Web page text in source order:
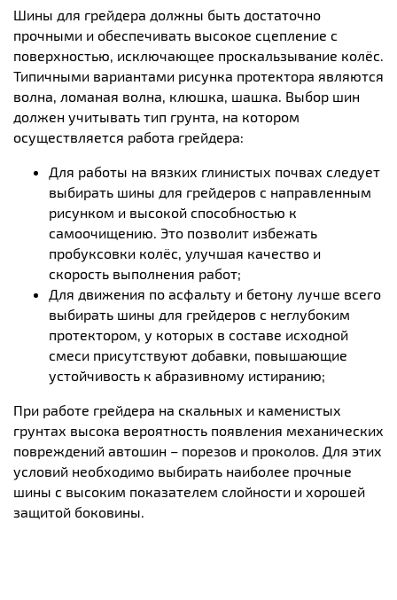
Шины для грейдера должны быть достаточно
прочными и обеспечивать высокое сцепление с
поверхностью, исключающее проскальзывание колёс.
Типичными вариантами рисунка протектора являются
волна, ломаная волна, клюшка, шашка. Выбор шин
должен учитывать тип грунта, на котором
осуществляется работа грейдера:
Для работы на вязких глинистых почвах следует
выбирать шины для грейдеров с направленным
рисунком и высокой способностью к
самоочищению. Это позволит избежать
пробуксовки колёс, улучшая качество и
скорость выполнения работ;
Для движения по асфальту и бетону лучше всего
выбирать шины для грейдеров с неглубоким
протектором, у которых в составе исходной
смеси присутствуют добавки, повышающие
устойчивость к абразивному истиранию;
При работе грейдера на скальных и каменистых
грунтах высока вероятность появления механических
повреждений автошин – порезов и проколов. Для этих
условий необходимо выбирать наиболее прочные
шины с высоким показателем слойности и хорошей
защитой боковины.